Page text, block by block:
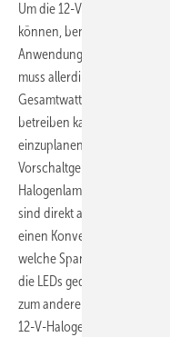
Um die 12-V-
können, benötigt man
Anwendungsbereich
muss allerdings beachten,
Gesamtwattage aller
betreiben kann.
einzuplanen. Will man auf
Vorschaltgeräte Optotronic
Halogenlampen sind keine
sind direkt an 230 V
einen Konverter, manche
welche Spannung bzw.
die LEDs gedimmt werden,
zum anderen benötigt man
12-V-Halogenlampen